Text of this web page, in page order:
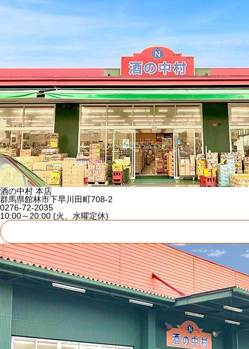
酒の中村 本店
群馬県館林市下早川田町708-2
0276-72-2035
10:00～20:00 (火、水曜定休)